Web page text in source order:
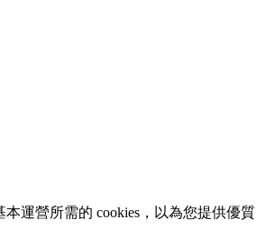
運營所需的 cookies，以為您提供優質